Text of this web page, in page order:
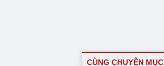
CÙNG CHUYÊN MỤC